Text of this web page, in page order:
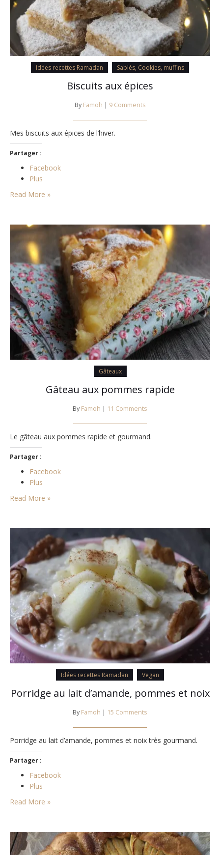
Idées recettes Ramadan Sablés, Cookies, muffins
Biscuits aux épices
By Famoh | 9 Comments
Mes biscuits aux épices de l’hiver.
Partager :
Facebook
Plus
Read More »
Gâteaux
Gâteau aux pommes rapide
By Famoh | 11 Comments
Le gâteau aux pommes rapide et gourmand.
Partager :
Facebook
Plus
Read More »
Idées recettes Ramadan Vegan
Porridge au lait d’amande, pommes et noix
By Famoh | 15 Comments
Porridge au lait d’amande, pommes et noix très gourmand.
Partager :
Facebook
Plus
Read More »